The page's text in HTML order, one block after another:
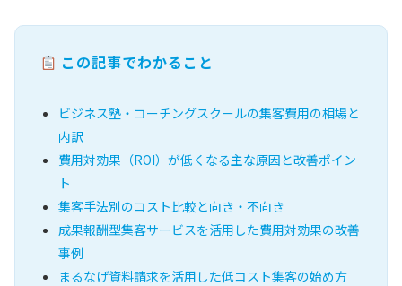
この記事でわかること
ビジネス塾・コーチングスクールの集客費用の相場と
内訳
費用対効果（ROI）が低くなる主な原因と改善ポイン
ト
集客手法別のコスト比較と向き・不向き
成果報酬型集客サービスを活用した費用対効果の改善
事例
まるなげ資料請求を活用した低コスト集客の始め方